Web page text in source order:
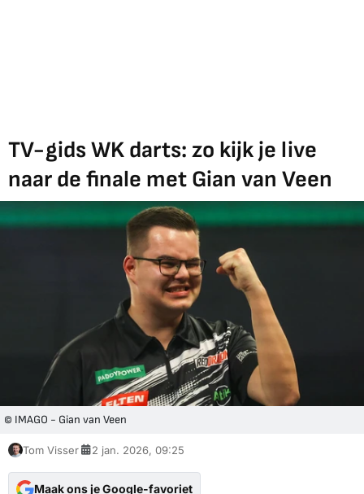
TV-gids WK darts: zo kijk je live
naar de finale met Gian van Veen
© IMAGO - Gian van Veen
Tom Visser 2 jan. 2026, 09:25
Maak ons je Google-favoriet